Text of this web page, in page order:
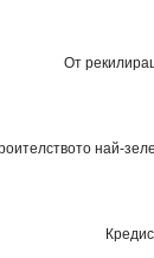
От
най-